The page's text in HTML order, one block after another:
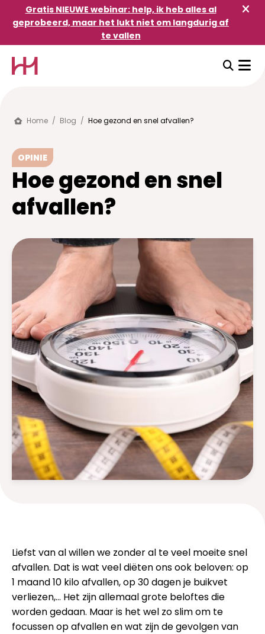
Gratis NIEUWE webinar: help, ik heb alles al
geprobeerd, maar het lukt niet om langdurig af
te vallen
Home / Blog / Hoe gezond en snel afvallen?
OPINIE
Hoe gezond en snel
afvallen?
Liefst van al willen we zonder al te veel moeite snel
afvallen. Dat is wat veel diëten ons ook beloven: op
1 maand 10 kilo afvallen, op 30 dagen je buikvet
verliezen,… Het zijn allemaal grote beloftes die
worden gedaan. Maar is het wel zo slim om te
focussen op afvallen en wat zijn de gevolgen van